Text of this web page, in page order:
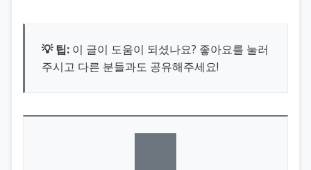
💡 팁: 이 글이 도움이 되셨나요? 좋아요를 눌러
주시고 다른 분들과도 공유해주세요!